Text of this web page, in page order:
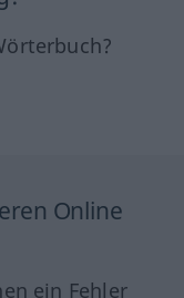
Online
ein Fehler